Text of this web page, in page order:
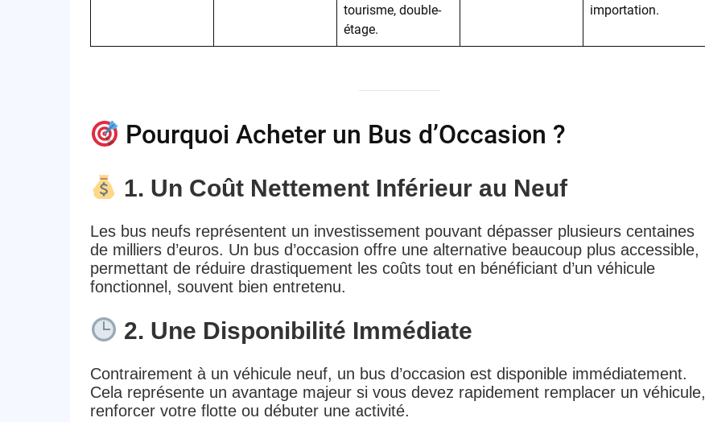
tourisme, double-
étage.
importation.
Pourquoi Acheter un Bus d’Occasion ?
1. Un Coût Nettement Inférieur au Neuf
Les bus neufs représentent un investissement pouvant dépasser plusieurs centaines
de milliers d’euros. Un bus d’occasion offre une alternative beaucoup plus accessible,
permettant de réduire drastiquement les coûts tout en bénéficiant d’un véhicule
fonctionnel, souvent bien entretenu.
2. Une Disponibilité Immédiate
Contrairement à un véhicule neuf, un bus d’occasion est disponible immédiatement.
Cela représente un avantage majeur si vous devez rapidement remplacer un véhicule,
renforcer votre flotte ou débuter une activité.